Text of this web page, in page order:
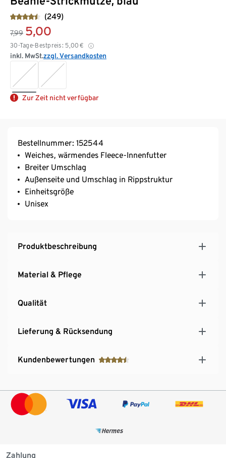
(249)
7,99 5,00
30-Tage-Bestpreis: 5,00 €
inkl. MwSt.zzgl. Versandkosten
Zur Zeit nicht verfügbar
Bestellnummer: 152544
Weiches, wärmendes Fleece-Innenfutter
Breiter Umschlag
Außenseite und Umschlag in Rippstruktur
Einheitsgröße
Unisex
Produktbeschreibung
Material & Pflege
Qualität
Lieferung & Rücksendung
Kundenbewertungen
Zahlung